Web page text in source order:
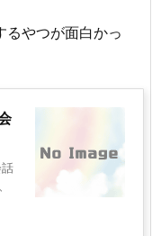
るやつが面白かっ